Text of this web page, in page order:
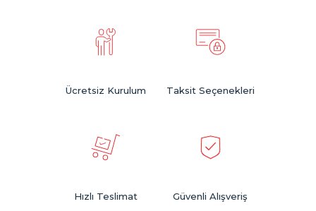
Ücretsiz Kurulum Taksit Seçenekleri
Hızlı Teslimat Güvenli Alışveriş